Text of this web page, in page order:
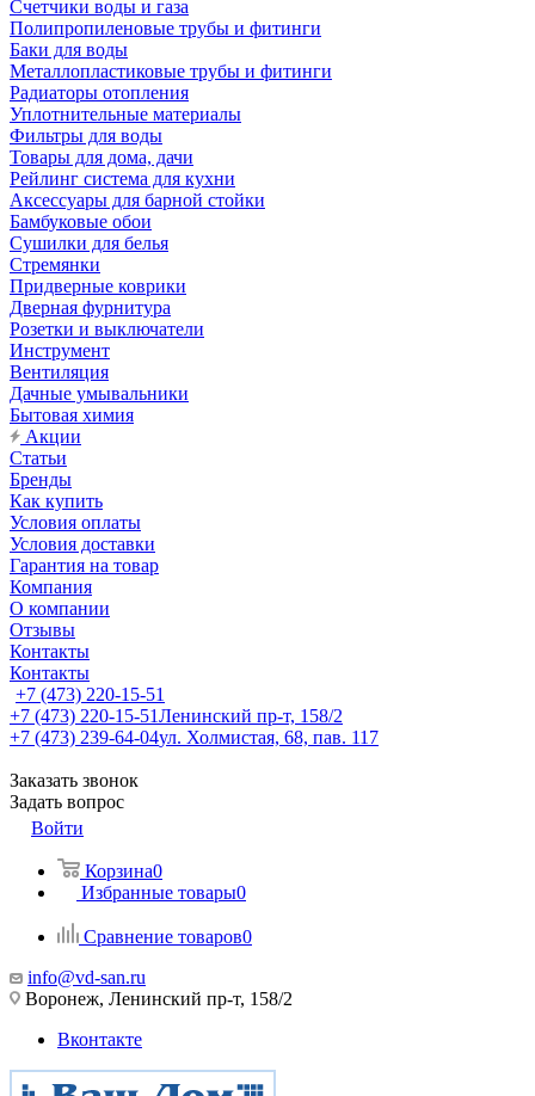
Счетчики воды и газа
Полипропиленовые трубы и фитинги
Баки для воды
Металлопластиковые трубы и фитинги
Радиаторы отопления
Уплотнительные материалы
Фильтры для воды
Товары для дома, дачи
Рейлинг система для кухни
Аксессуары для барной стойки
Бамбуковые обои
Сушилки для белья
Стремянки
Придверные коврики
Дверная фурнитура
Розетки и выключатели
Инструмент
Вентиляция
Дачные умывальники
Бытовая химия
Акции
Статьи
Бренды
Как купить
Условия оплаты
Условия доставки
Гарантия на товар
Компания
О компании
Отзывы
Контакты
Контакты
+7 (473) 220-15-51
+7 (473) 220-15-51Ленинский пр-т, 158/2
+7 (473) 239-64-04ул. Холмистая, 68, пав. 117
Заказать звонок
Задать вопрос
Войти
Корзина0
Избранные товары0
Сравнение товаров0
info@vd-san.ru
Воронеж, Ленинский пр-т, 158/2
Вконтакте